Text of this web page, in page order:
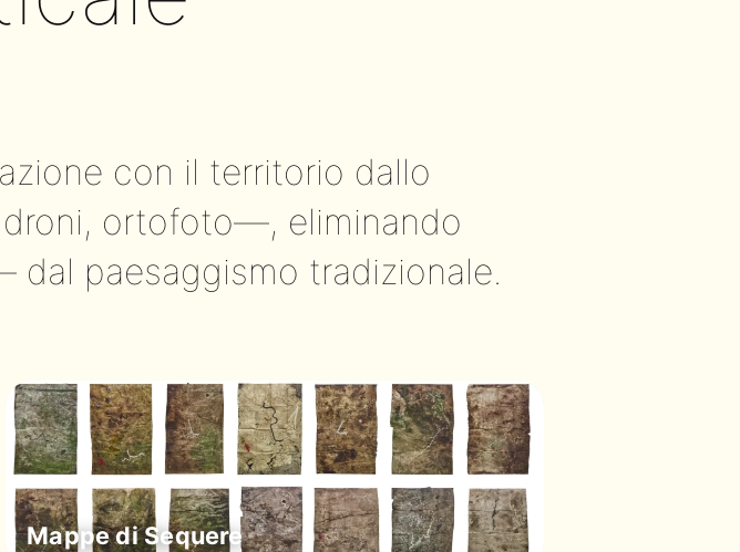
con il territorio dallo
ortofoto—, eliminando
dal paesaggismo tradizionale.
Mappe di Sequere